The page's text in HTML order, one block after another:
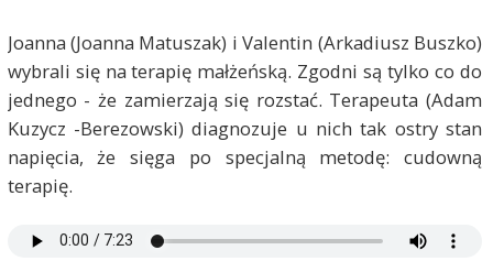
Joanna (Joanna Matuszak) i Valentin (Arkadiusz Buszko)
wybrali się na terapię małżeńską. Zgodni są tylko co do
jednego - że zamierzają się rozstać. Terapeuta (Adam
Kuzycz -Berezowski) diagnozuje u nich tak ostry stan
napięcia, że sięga po specjalną metodę: cudowną
terapię.